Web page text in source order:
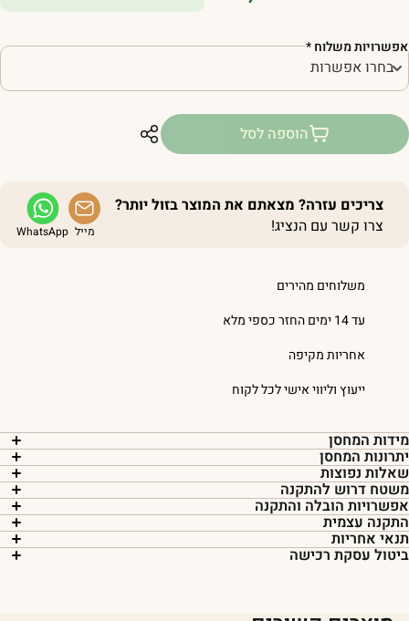
משלוח*
הוספה לסל
צריכים עזרה? מצאתם את המוצר בזול יותר?
צרו קשר עם הנציג!
מייל WhatsApp
משלוחים מהירים
עד 14 ימים החזר כספי מלא
אחריות מקיפה
ייעוץ וליווי אישי לכל לקוח
המחסן
המחסן
נפוצות
דרוש להתקנה
הובלה והתקנה
עצמית
אחריות
עסקת רכישה